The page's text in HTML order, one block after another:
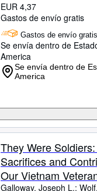
EUR 4,37
Gastos de envío gratis
Gastos de envío gratis
Se envía dentro de
America
Se envía dentro de
America
They Were
Sacrifices and
Our Vietnam
Galloway, Joseph L.;